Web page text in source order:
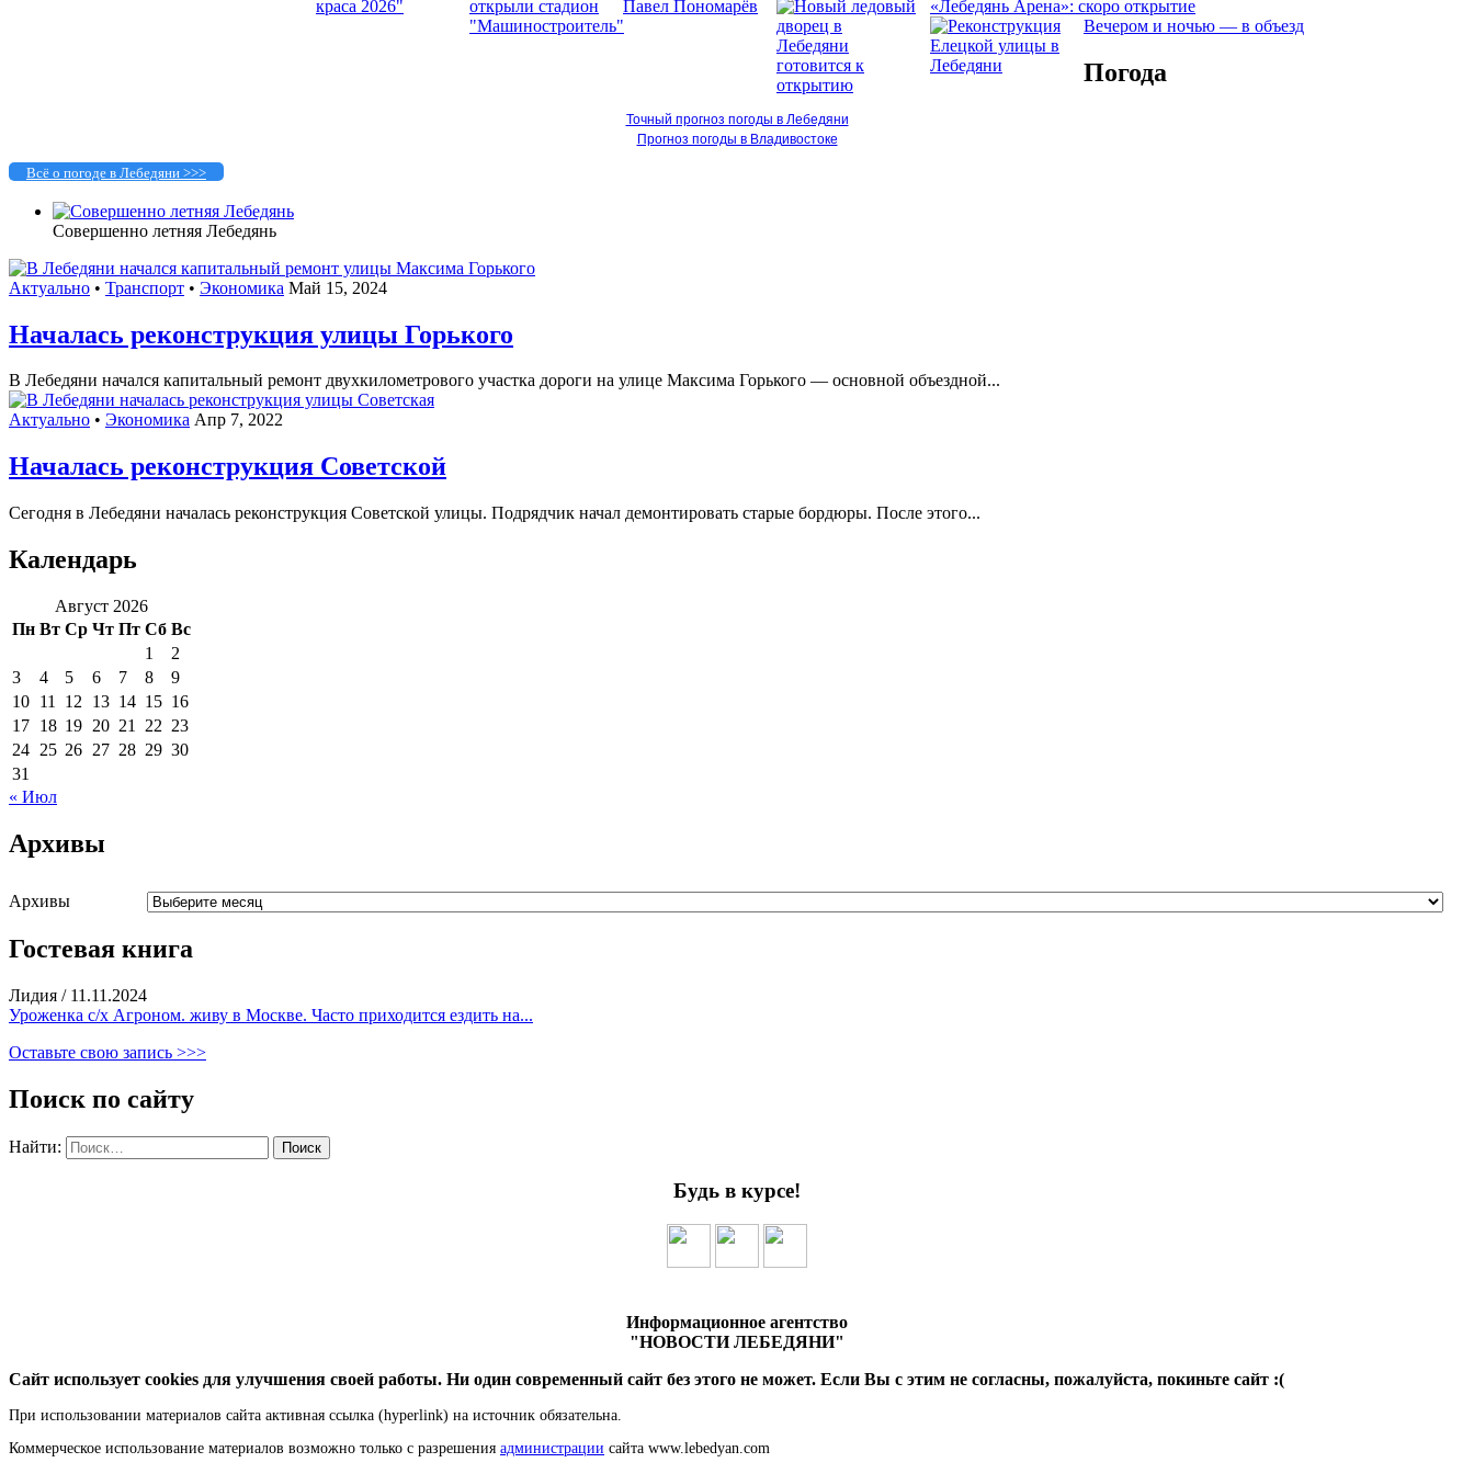
«Лебедянь Арена»: скоро открытие
Вечером и ночью — в объезд
Погода
Точный прогноз погоды в Лебедяни
Прогноз погоды в Владивостоке
Всё о погоде в Лебедяни >>>
Совершенно летняя Лебедянь
Актуально • Транспорт • Экономика Май 15, 2024
Началась реконструкция улицы Горького
В Лебедяни начался капитальный ремонт двухкилометрового участка дороги на улице Максима Горького — основной объездной...
Актуально • Экономика Апр 7, 2022
Началась реконструкция Советской
Сегодня в Лебедяни началась реконструкция Советской улицы. Подрядчик начал демонтировать старые бордюры. После этого...
Календарь
Август 2026
Пн Вт Ср Чт Пт Сб Вс
1
2
3
4 5 6 7 8
9
10 11 12 13 14 15 16
17 18 19 20 21 22 23
24 25 26 27 28 29 30
31
« Июл
Архивы
Архивы
Гостевая книга
Лидия / 11.11.2024
Уроженка с/х Агроном. живу в Москве. Часто приходится ездить на...
Оставьте свою запись >>>
Поиск по сайту
Найти:
Будь в курсе!
Информационное агентство
"НОВОСТИ ЛЕБЕДЯНИ"
Сайт использует cookies для улучшения своей работы. Ни один современный сайт без этого не может. Если Вы с этим не согласны, пожалуйста, покиньте сайт :(
При использовании материалов сайта активная ссылка (hyperlink) на источник обязательна.
Коммерческое использование материалов возможно только с разрешения администрации сайта www.lebedyan.com